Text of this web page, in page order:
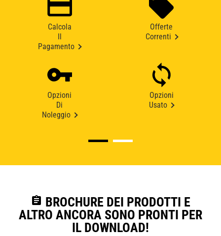
Calcola
Pagamento
Offerte
Correnti
Opzioni
Di
Noleggio
Opzioni
Usato
assignment BROCHURE DEI PRODOTTI E
ALTRO ANCORA SONO PRONTI PER
IL DOWNLOAD!